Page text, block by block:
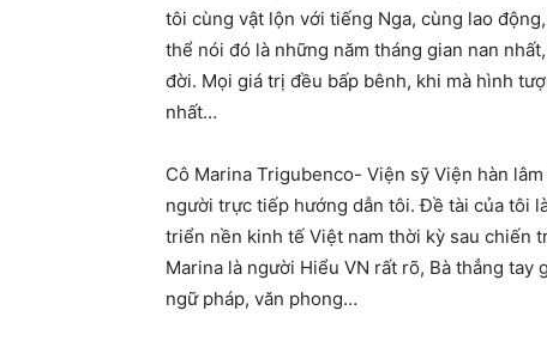
tôi cùng vật lộn với tiếng Nga, cùng lao
thể nói đó là những năm tháng gian nan
đời. Mọi giá trị đều bấp bênh, khi mà hình
nhất…
Cô Marina Trigubenco- Viện sỹ Viện hàn
người trực tiếp hướng dẫn tôi. Đề tài của tôi
triển nền kinh tế Việt nam thời kỳ sau chiến
Marina là người Hiểu VN rất rõ, Bà thẳng
ngữ pháp, văn phong…